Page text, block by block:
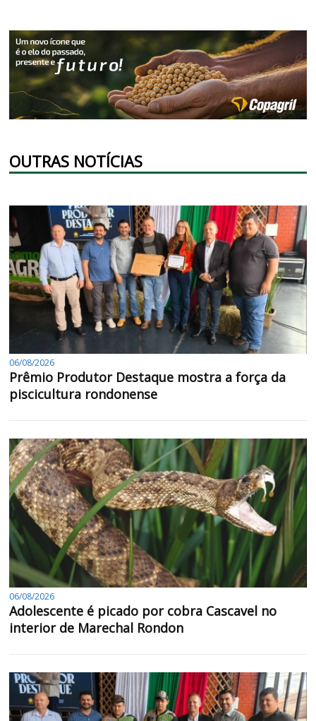
OUTRAS NOTÍCIAS
06/08/2026
Prêmio Produtor Destaque mostra a força da
piscicultura rondonense
06/08/2026
Adolescente é picado por cobra Cascavel no
interior de Marechal Rondon